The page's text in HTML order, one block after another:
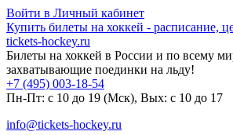
Войти в Личный кабинет
Купить билеты на хоккей - расписание,
tickets-hockey.ru
Билеты на хоккей в России и по всему
захватывающие поединки на льду!
+7 (495) 003-18-54
Пн-Пт: c 10 до 19 (Мск), Вых: с 10 до 17
info@tickets-hockey.ru